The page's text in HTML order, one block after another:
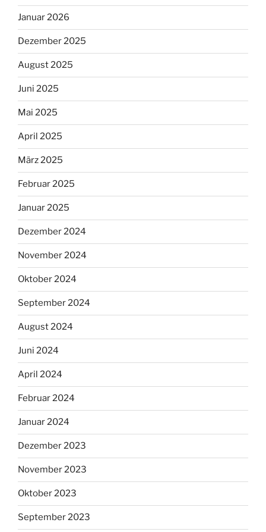
Januar 2026
Dezember 2025
August 2025
Juni 2025
Mai 2025
April 2025
März 2025
Februar 2025
Januar 2025
Dezember 2024
November 2024
Oktober 2024
September 2024
August 2024
Juni 2024
April 2024
Februar 2024
Januar 2024
Dezember 2023
November 2023
Oktober 2023
September 2023